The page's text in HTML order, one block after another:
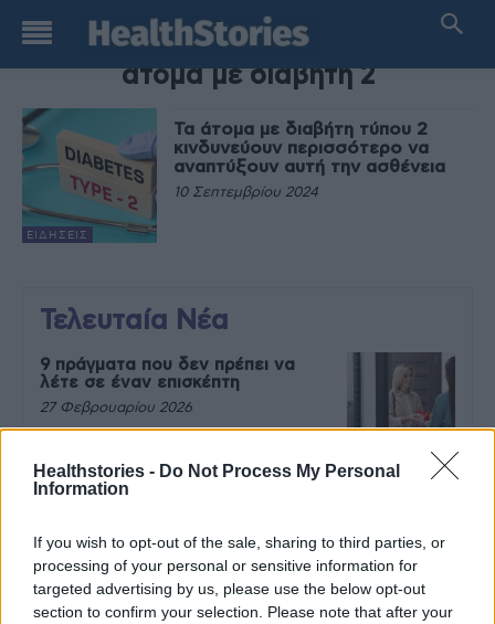
Healthstories - Do Not Process My Personal
Information
If you wish to opt-out of the sale, sharing to third parties, or
processing of your personal or sensitive information for
targeted advertising by us, please use the below opt-out
section to confirm your selection. Please note that after your
TAG
άτομα με διαβήτη 2
ΕΙΔΉΣΕΙΣ
Τα άτομα με διαβήτη τύπου 2
κινδυνεύουν περισσότερο να
αναπτύξουν αυτή την ασθένεια
10 Σεπτεμβρίου 2024
Τελευταία Νέα
9 πράγματα που δεν πρέπει να
λέτε σε έναν επισκέπτη
27 Φεβρουαρίου 2026
την υποστήριξη της Be-Live
27 Φεβρουαρίου 2026